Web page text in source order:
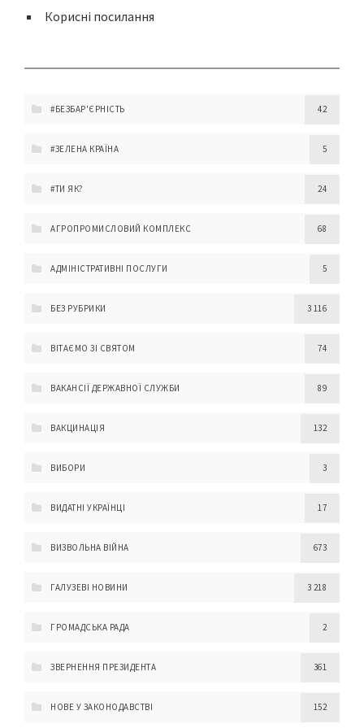
Корисні посилання
#БЕЗБАР'ЄРНІСТЬ 42
#ЗЕЛЕНА КРАЇНА 5
#ТИ ЯК? 24
АГРОПРОМИСЛОВИЙ КОМПЛЕКС 68
АДМІНІСТРАТИВНІ ПОСЛУГИ 5
БЕЗ РУБРИКИ 3 116
ВІТАЄМО ЗІ СВЯТОМ 74
ВАКАНСІЇ ДЕРЖАВНОЇ СЛУЖБИ 89
ВАКЦИНАЦІЯ 132
ВИБОРИ 3
ВИДАТНІ УКРАЇНЦІ 17
ВИЗВОЛЬНА ВІЙНА 673
ГАЛУЗЕВІ НОВИНИ 3 218
ГРОМАДСЬКА РАДА 2
ЗВЕРНЕННЯ ПРЕЗИДЕНТА 361
НОВЕ У ЗАКОНОДАВСТВІ 152